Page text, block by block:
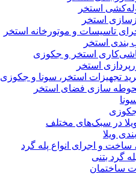
استخر
استخر
تاسیسات و موتورخانه استخر
بندی استخر
استخر و جکوزی
استخر
تجهیزات استخر، سونا و جکوزی
سازی فضای استخر
در سبک‌های مختلف
ویلا
و اجرای انواع پله گرد
گرد بتنی
ساختمان